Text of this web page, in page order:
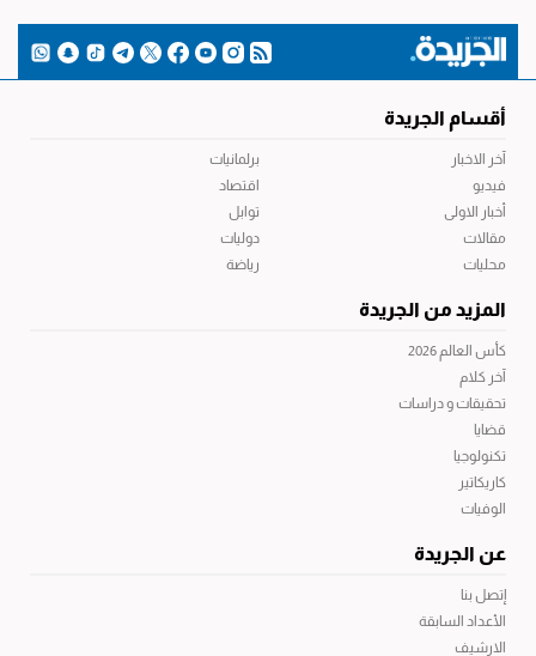
أقسام الجريدة
آخر الاخبار
فيديو
أخبار الاولى
مقالات
محليات
برلمانيات
اقتصاد
توابل
دوليات
رياضة
المزيد من الجريدة
كأس العالم 2026
آخر كلام
تحقيقات و دراسات
قضايا
تكنولوجيا
كاريكاتير
الوفيات
عن الجريدة
إتصل بنا
الأعداد السابقة
الارشيف